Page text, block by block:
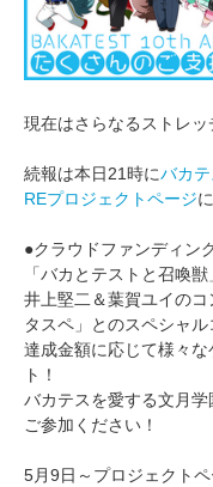
現在はさらなるストレッ
続報は本日21時にバカ
REプロジェクトページ
●クラウドファンディン
「バカとテストと召喚
井上堅二＆葉賀ユイの
タスペ」とのスペシャル
達成金額に応じて様々
ト！
バカテスを愛する文月
ご参加ください！
5月9日～プロジェクト